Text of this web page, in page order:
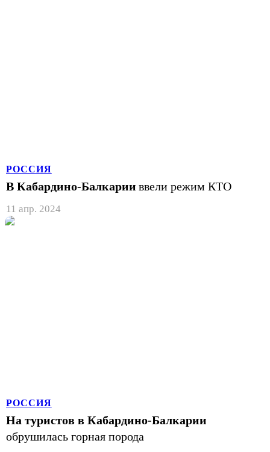
РОССИЯ
В Кабардино-Балкарии ввели режим КТО
11 апр. 2024
РОССИЯ
На туристов в Кабардино-Балкарии
обрушилась горная порода